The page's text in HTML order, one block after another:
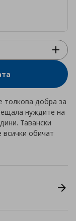
толкова добра за
нуждите на
Тавански
обичат